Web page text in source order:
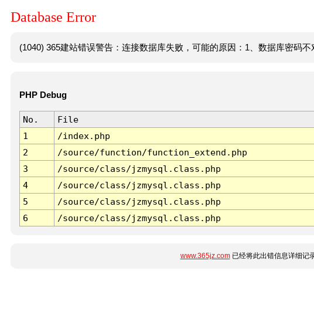
Database Error
(1040) 365建站错误警告：连接数据库失败，可能的原因：1、数据库密码不
PHP Debug
No. File
1
/index.php
2
/source/function/function_extend.php
3
/source/class/jzmysql.class.php
4
/source/class/jzmysql.class.php
5
/source/class/jzmysql.class.php
6
/source/class/jzmysql.class.php
www.365jz.com已经将此出错信息详细记